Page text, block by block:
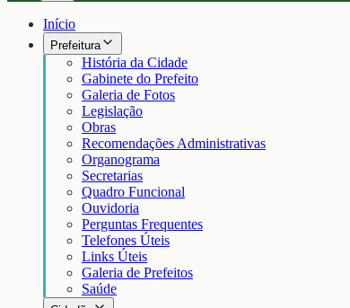
Início
Prefeitura
História da Cidade
Gabinete do Prefeito
Galeria de Fotos
Legislação
Obras
Recomendações Administrativas
Organograma
Secretarias
Quadro Funcional
Ouvidoria
Perguntas Frequentes
Telefones Úteis
Links Úteis
Galeria de Prefeitos
Saúde